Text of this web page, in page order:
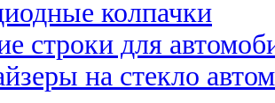
колпачки
строки для
на стекло